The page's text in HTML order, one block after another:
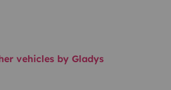
vehicles by Gladys